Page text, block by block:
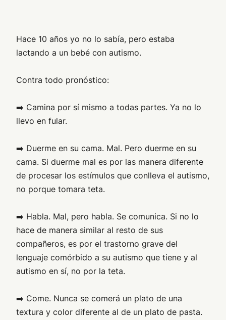
Hace 10 años yo no lo sabía, pero estaba
lactando a un bebé con autismo.
Contra todo pronóstico:
➡️ Camina por sí mismo a todas partes. Ya no lo
llevo en fular.
➡️ Duerme en su cama. Mal. Pero duerme en su
cama. Si duerme mal es por las manera diferente
de procesar los estímulos que conlleva el autismo,
no porque tomara teta.
➡️ Habla. Mal, pero habla. Se comunica. Si no lo
hace de manera similar al resto de sus
compañeros, es por el trastorno grave del
lenguaje comórbido a su autismo que tiene y al
autismo en sí, no por la teta.
➡️ Come. Nunca se comerá un plato de una
textura y color diferente al de un plato de pasta.